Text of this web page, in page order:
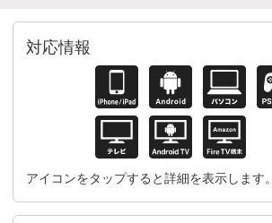
対応情報
アイコンをタップすると詳細を表示します。